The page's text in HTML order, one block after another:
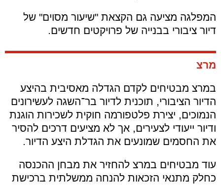
המפלגה מציעה גם הקצאת "שיעור מסוים" של
דיור ציבורי בבנייה של פרויקטים חדשים.
מרצ
במרצ מבטיחים לקדם הגדלה מאסיבית בהיצע
הדיור הציבורי, תוכנית לדיור בר־השגה לעשירונים
הנמוכים, יצירת פלטפורמה חוקית לשכירות הוגנת
ודיור ייעודי לצעירים, אך לא מציעים דרכים להסיר
את החסמים שמונעים את הגדלת היצע הדיור.
עוד מבטיחים במרצ להחזיר את מבחן ההכנסה
כחלק מתנאי הזכאות להנחה ממשלתית ברכישת